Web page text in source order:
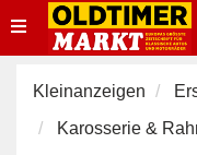
Toggle
navigation
Kleinanzeigen
Karosserie &